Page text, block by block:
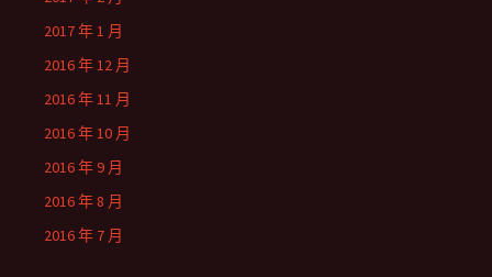
2017 年 1 月
2016 年 12 月
2016 年 11 月
2016 年 10 月
2016 年 9 月
2016 年 8 月
2016 年 7 月